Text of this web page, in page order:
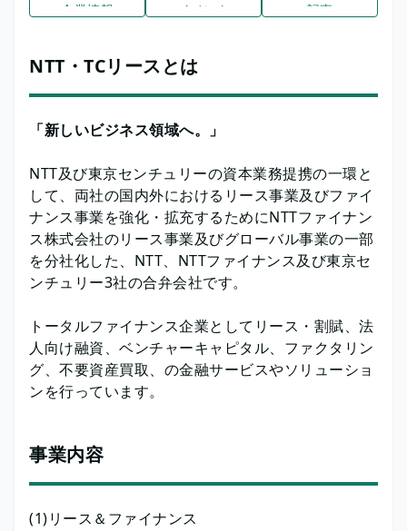
企業情報 イベント 記事
NTT・TCリースとは
「新しいビジネス領域へ。」
NTT及び東京センチュリーの資本業務提携の一環と
して、両社の国内外におけるリース事業及びファイ
ナンス事業を強化・拡充するためにNTTファイナン
ス株式会社のリース事業及びグローバル事業の一部
を分社化した、NTT、NTTファイナンス及び東京セ
ンチュリー3社の合弁会社です。
トータルファイナンス企業としてリース・割賦、法
人向け融資、ベンチャーキャピタル、ファクタリン
グ、不要資産買取、の金融サービスやソリューショ
ンを行っています。
事業内容
(1)リース＆ファイナンス